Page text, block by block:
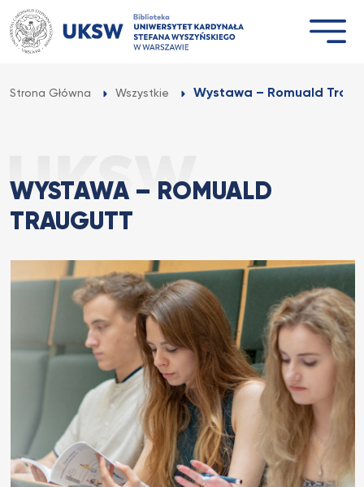
Przejdź
do
treści
Strona Główna Wszystkie Wystawa – Romuald
WYSTAWA – ROMUALD
TRAUGUTT